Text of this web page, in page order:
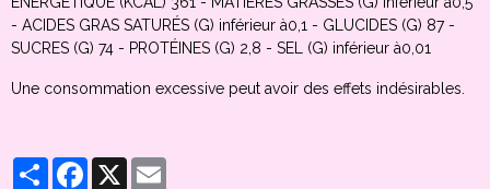
- ACIDES GRAS SATURÉS (G) inférieur à0,1 - GLUCIDES (G) 87 -
SUCRES (G) 74 - PROTÉINES (G) 2,8 - SEL (G) inférieur à0,01
Une consommation excessive peut avoir des effets indésirables.
PartagerFacebook
X